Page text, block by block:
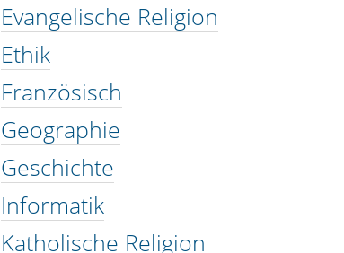
Evangelische Religion
Ethik
Französisch
Geographie
Geschichte
Informatik
Katholische Religion